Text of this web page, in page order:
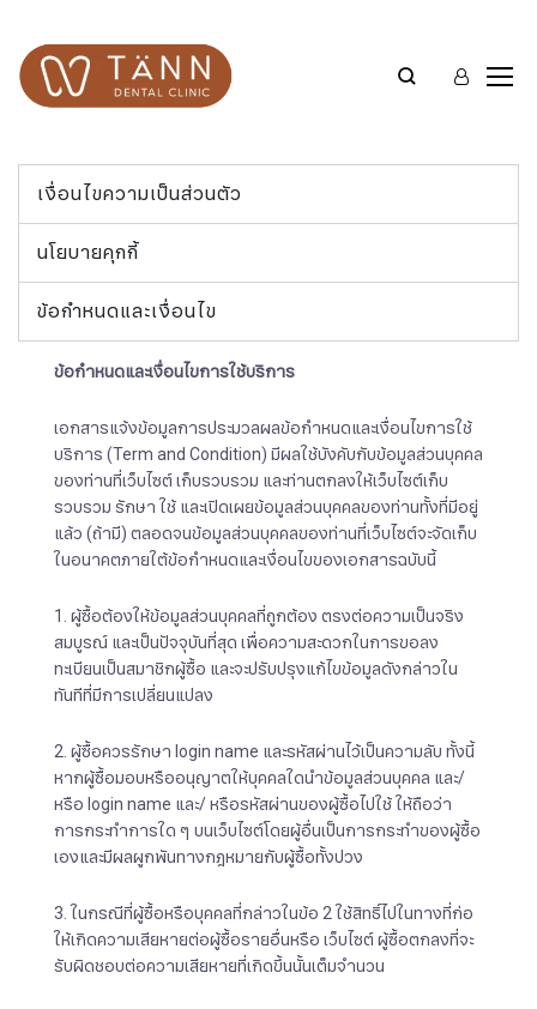
เงื่อนไขความเป็นส่วนตัว
นโยบายคุกกี้
ข้อกำหนดและเงื่อนไข
ข้อกำหนดและเงื่อนไขการใช้บริการ
เอกสารแจ้งข้อมูลการประมวลผลข้อกำหนดและเงื่อนไขการใช้
บริการ (Term and Condition) มีผลใช้บังคับกับข้อมูลส่วนบุคคล
ของท่านที่เว็บไซต์ เก็บรวบรวม และท่านตกลงให้เว็บไซต์เก็บ
รวบรวม รักษา ใช้ และเปิดเผยข้อมูลส่วนบุคคลของท่านทั้งที่มีอยู่
แล้ว (ถ้ามี) ตลอดจนข้อมูลส่วนบุคคลของท่านที่เว็บไซต์จะจัดเก็บ
ในอนาคตภายใต้ข้อกำหนดและเงื่อนไขของเอกสารฉบับนี้
1. ผู้ซื้อต้องให้ข้อมูลส่วนบุคคลที่ถูกต้อง ตรงต่อความเป็นจริง
สมบูรณ์ และเป็นปัจจุบันที่สุด เพื่อความสะดวกในการขอลง
ทะเบียนเป็นสมาชิกผู้ซื้อ และจะปรับปรุงแก้ไขข้อมูลดังกล่าวใน
ทันทีที่มีการเปลี่ยนแปลง
2. ผู้ซื้อควรรักษา login name และรหัสผ่านไว้เป็นความลับ ทั้งนี้
หากผู้ซื้อมอบหรืออนุญาตให้บุคคลใดนำข้อมูลส่วนบุคคล และ/
หรือ login name และ/ หรือรหัสผ่านของผู้ซื้อไปใช้ ให้ถือว่า
การกระทำการใด ๆ บนเว็บไซต์โดยผู้อื่นเป็นการกระทำของผู้ซื้อ
เองและมีผลผูกพันทางกฎหมายกับผู้ซื้อทั้งปวง
3. ในกรณีที่ผู้ซื้อหรือบุคคลที่กล่าวในข้อ 2 ใช้สิทธิ์ไปในทางที่ก่อ
ให้เกิดความเสียหายต่อผู้ซื้อรายอื่นหรือ เว็บไซต์ ผู้ซื้อตกลงที่จะ
รับผิดชอบต่อความเสียหายที่เกิดขึ้นนั้นเต็มจำนวน